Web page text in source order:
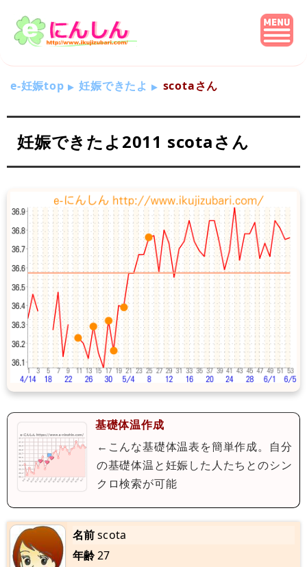
e-妊娠top 妊娠できたよ scotaさん
妊娠できたよ2011 scotaさん
基礎体温作成
←こんな基礎体温表を簡単作成。自分
の基礎体温と妊娠した人たちとのシン
クロ検索が可能
名前scota
年齢27